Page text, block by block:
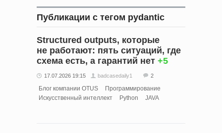
Публикации с тегом pydantic
Structured outputs, которые
не работают: пять ситуаций, где
схема есть, а гарантий нет +5
17.07.2026 19:15 badcasedaily1 2
Блог компании OTUS
Программирование
Искусственный интеллект
Python JAVA